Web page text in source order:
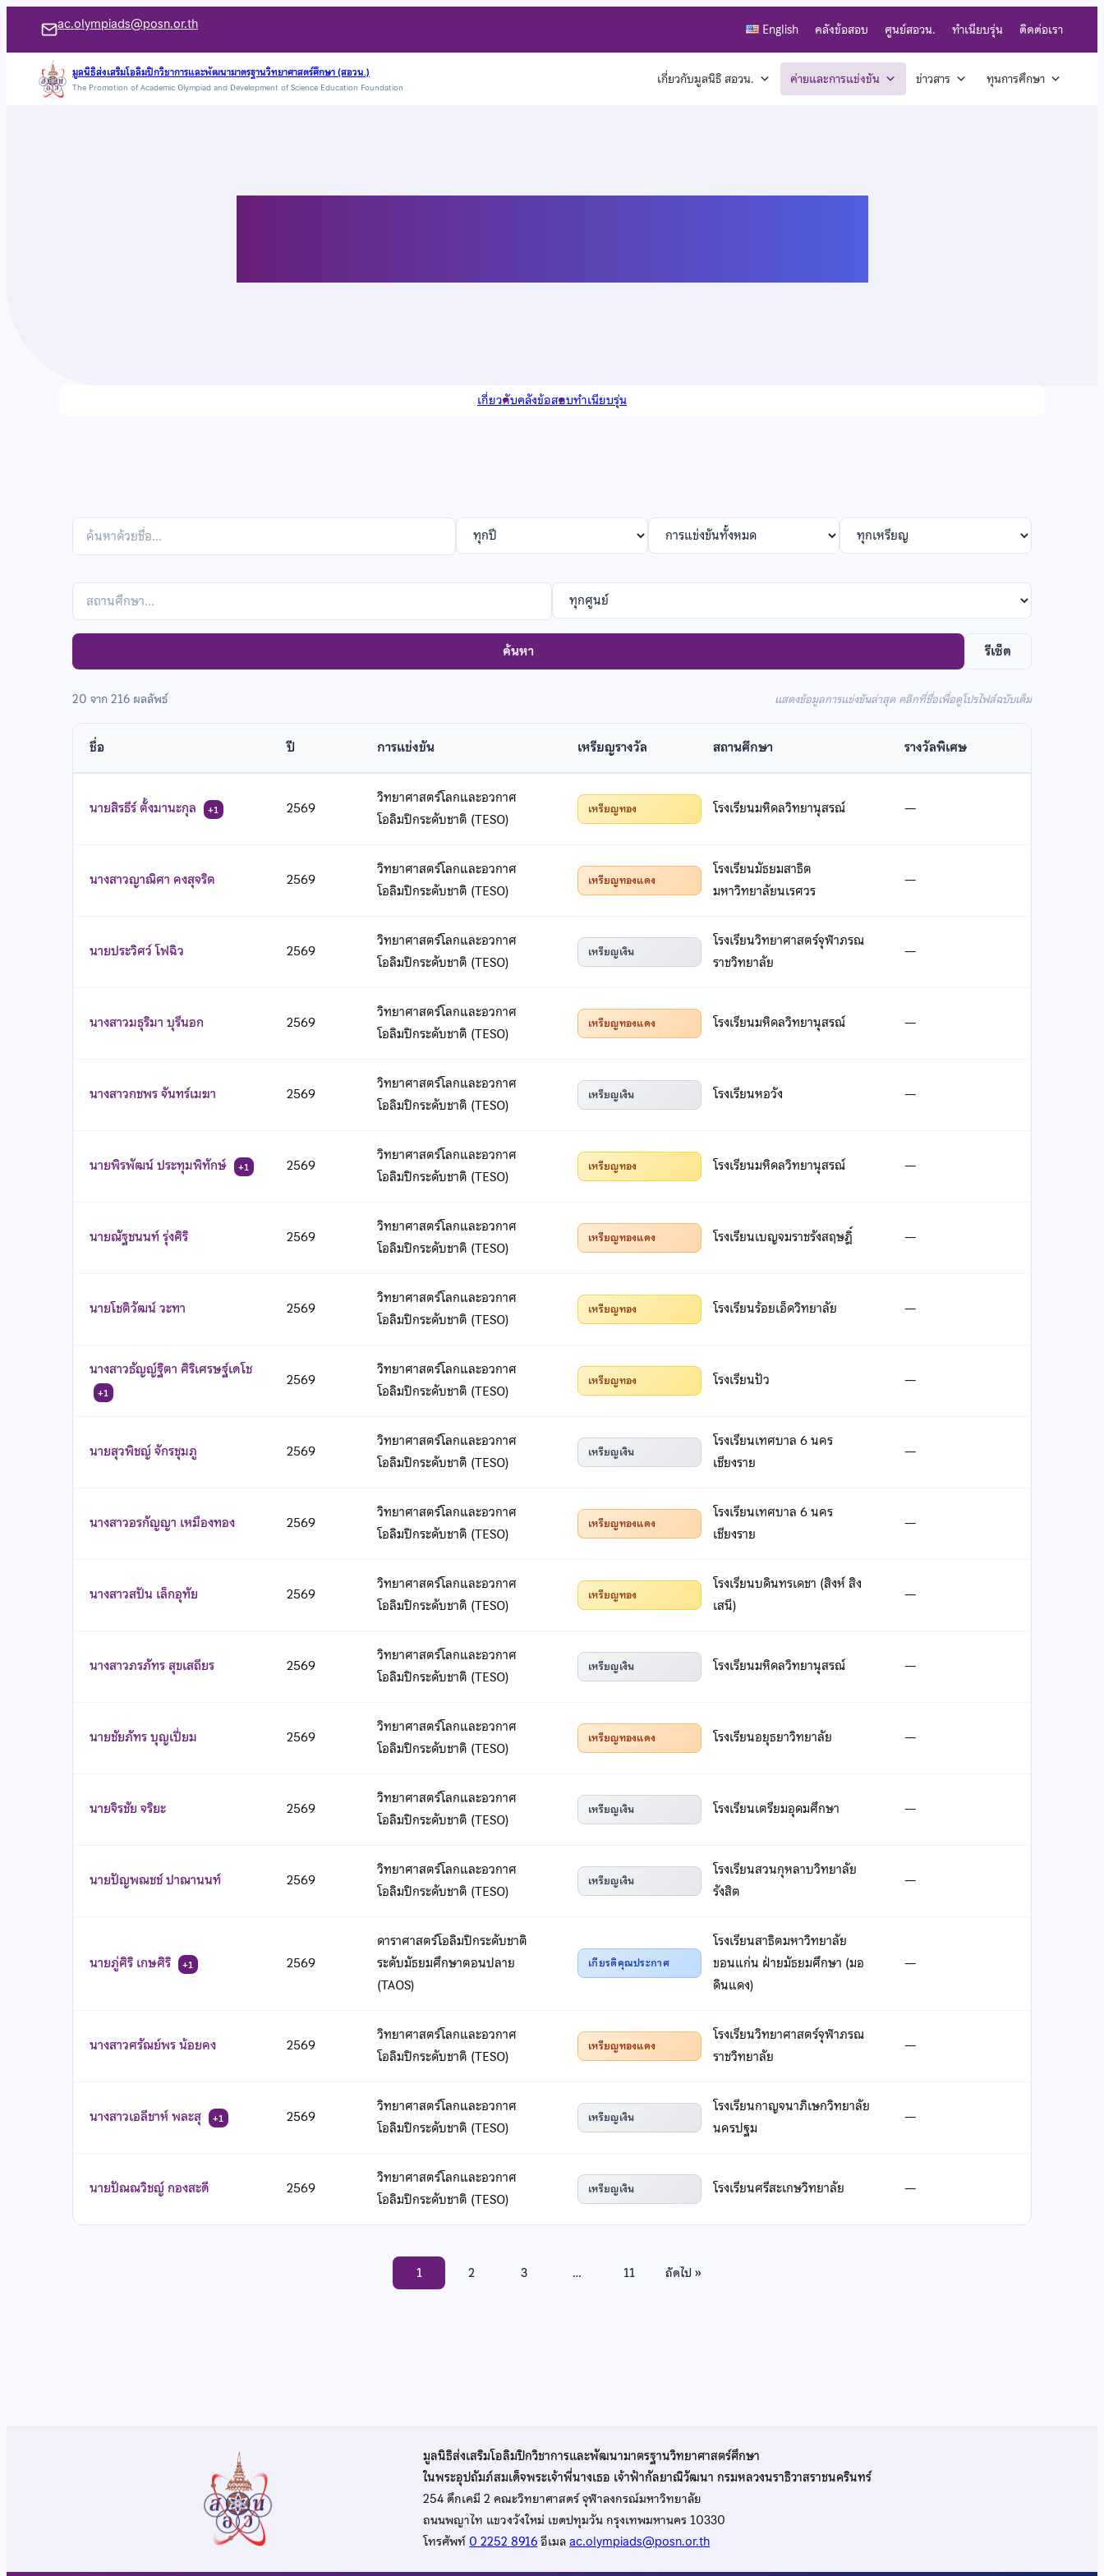
เนื้อหา
ac.olympiads@posn.or.th English คลังข้อสอบ ศูนย์สอวน. ทำเนียบรุ่น ติดต่อเรา
มูลนิธิส่งเสริมโอลิมปิกวิชาการและพัฒนามาตรฐานวิทยาศาสตร์ศึกษา (สอวน.)
The Promotion of Academic Olympiad and Development of Science Education Foundation เกี่ยวกับมูลนิธิ สอวน. ค่ายและการแข่งขัน ข่าวสาร ทุนการศึกษา
เกี่ยวกับคลังข้อสอบทำเนียบรุ่น
Search
by
name
Filter
by
year
Filter
by
competition
Filter
by
medal
กรอง
ตาม
สถาน
ศึกษา
Filter
by
center
ค้นหา รีเซ็ต
20 จาก 216 ผลลัพธ์ แสดงข้อมูลการแข่งขันล่าสุด คลิกที่ชื่อเพื่อดูโปรไฟล์ฉบับเต็ม
ชื่อ ปี การแข่งขัน เหรียญรางวัล สถานศึกษา รางวัลพิเศษ
นายสิรธีร์ ตั้งมานะกุล +1 2569
วิทยาศาสตร์โลกและอวกาศ
โอลิมปิกระดับชาติ (TESO)
เหรียญทอง โรงเรียนมหิดลวิทยานุสรณ์ —
นางสาวญาณิศา คงสุจริต 2569
วิทยาศาสตร์โลกและอวกาศ
โอลิมปิกระดับชาติ (TESO)
เหรียญทองแดง
โรงเรียนมัธยมสาธิต
มหาวิทยาลัยนเรศวร
—
นายประวิศว์ โฟฉิว 2569
วิทยาศาสตร์โลกและอวกาศ
โอลิมปิกระดับชาติ (TESO)
เหรียญเงิน
โรงเรียนวิทยาศาสตร์จุฬาภรณ
ราชวิทยาลัย
—
นางสาวมธุริมา บุรีนอก 2569
วิทยาศาสตร์โลกและอวกาศ
โอลิมปิกระดับชาติ (TESO)
เหรียญทองแดง โรงเรียนมหิดลวิทยานุสรณ์ —
นางสาวกชพร จันทร์เมฆา 2569
วิทยาศาสตร์โลกและอวกาศ
โอลิมปิกระดับชาติ (TESO)
เหรียญเงิน โรงเรียนหอวัง —
นายพิรพัฒน์ ประทุมพิทักษ์ +1 2569
วิทยาศาสตร์โลกและอวกาศ
โอลิมปิกระดับชาติ (TESO)
เหรียญทอง โรงเรียนมหิดลวิทยานุสรณ์ —
นายณัฐชนนท์ รุ่งศิริ 2569
วิทยาศาสตร์โลกและอวกาศ
โอลิมปิกระดับชาติ (TESO)
เหรียญทองแดง โรงเรียนเบญจมราชรังสฤษฎิ์ —
นายโชติวัฒน์ วะทา 2569
วิทยาศาสตร์โลกและอวกาศ
โอลิมปิกระดับชาติ (TESO)
เหรียญทอง โรงเรียนร้อยเอ็ดวิทยาลัย —
นางสาวธัญญ์ฐิตา ศิริเศรษฐ์เดโช
+1
2569
วิทยาศาสตร์โลกและอวกาศ
โอลิมปิกระดับชาติ (TESO)
เหรียญทอง โรงเรียนปัว —
นายสุวพิชญ์ จักรชุมภู 2569
วิทยาศาสตร์โลกและอวกาศ
โอลิมปิกระดับชาติ (TESO)
เหรียญเงิน
โรงเรียนเทศบาล 6 นคร
เชียงราย
—
นางสาวอรกัญญา เหมืองทอง 2569
วิทยาศาสตร์โลกและอวกาศ
โอลิมปิกระดับชาติ (TESO)
เหรียญทองแดง
โรงเรียนเทศบาล 6 นคร
เชียงราย
—
นางสาวสปัน เล็กอุทัย 2569
วิทยาศาสตร์โลกและอวกาศ
โอลิมปิกระดับชาติ (TESO)
เหรียญทอง
โรงเรียนบดินทรเดชา (สิงห์ สิง
เสนี)
—
นางสาวภรภัทร สุขเสถียร 2569
วิทยาศาสตร์โลกและอวกาศ
โอลิมปิกระดับชาติ (TESO)
เหรียญเงิน โรงเรียนมหิดลวิทยานุสรณ์ —
นายชัยภัทร บุญเปี่ยม 2569
วิทยาศาสตร์โลกและอวกาศ
โอลิมปิกระดับชาติ (TESO)
เหรียญทองแดง โรงเรียนอยุธยาวิทยาลัย —
นายจิรชัย จริยะ 2569
วิทยาศาสตร์โลกและอวกาศ
โอลิมปิกระดับชาติ (TESO)
เหรียญเงิน โรงเรียนเตรียมอุดมศึกษา —
นายปัญพณชช์ ปาณานนท์ 2569
วิทยาศาสตร์โลกและอวกาศ
โอลิมปิกระดับชาติ (TESO)
เหรียญเงิน
โรงเรียนสวนกุหลาบวิทยาลัย
รังสิต
—
นายภู่ศิริ เกษศิริ +1 2569
ดาราศาสตร์โอลิมปิกระดับชาติ
ระดับมัธยมศึกษาตอนปลาย
(TAOS)
เกียรติคุณประกาศ
โรงเรียนสาธิตมหาวิทยาลัย
ขอนแก่น ฝ่ายมัธยมศึกษา (มอ
ดินแดง)
—
นางสาวศรัณย์พร น้อยคง 2569
วิทยาศาสตร์โลกและอวกาศ
โอลิมปิกระดับชาติ (TESO)
เหรียญทองแดง
โรงเรียนวิทยาศาสตร์จุฬาภรณ
ราชวิทยาลัย
—
นางสาวเอลีชาห์ พละสุ +1 2569
วิทยาศาสตร์โลกและอวกาศ
โอลิมปิกระดับชาติ (TESO)
เหรียญเงิน
โรงเรียนกาญจนาภิเษกวิทยาลัย
นครปฐม
—
นายปัณณวิชญ์ กองสะดี 2569
วิทยาศาสตร์โลกและอวกาศ
โอลิมปิกระดับชาติ (TESO)
เหรียญเงิน โรงเรียนศรีสะเกษวิทยาลัย —
1 2 3 … 11 ถัดไป »
มูลนิธิส่งเสริมโอลิมปิกวิชาการและพัฒนามาตรฐานวิทยาศาสตร์ศึกษา
ในพระอุปถัมภ์สมเด็จพระเจ้าพี่นางเธอ เจ้าฟ้ากัลยาณิวัฒนา กรมหลวงนราธิวาสราชนครินทร์
254 ตึกเคมี 2 คณะวิทยาศาสตร์ จุฬาลงกรณ์มหาวิทยาลัย
ถนนพญาไท แขวงวังใหม่ เขตปทุมวัน กรุงเทพมหานคร 10330
โทรศัพท์0 2252 8916อีเมลac.olympiads@posn.or.th